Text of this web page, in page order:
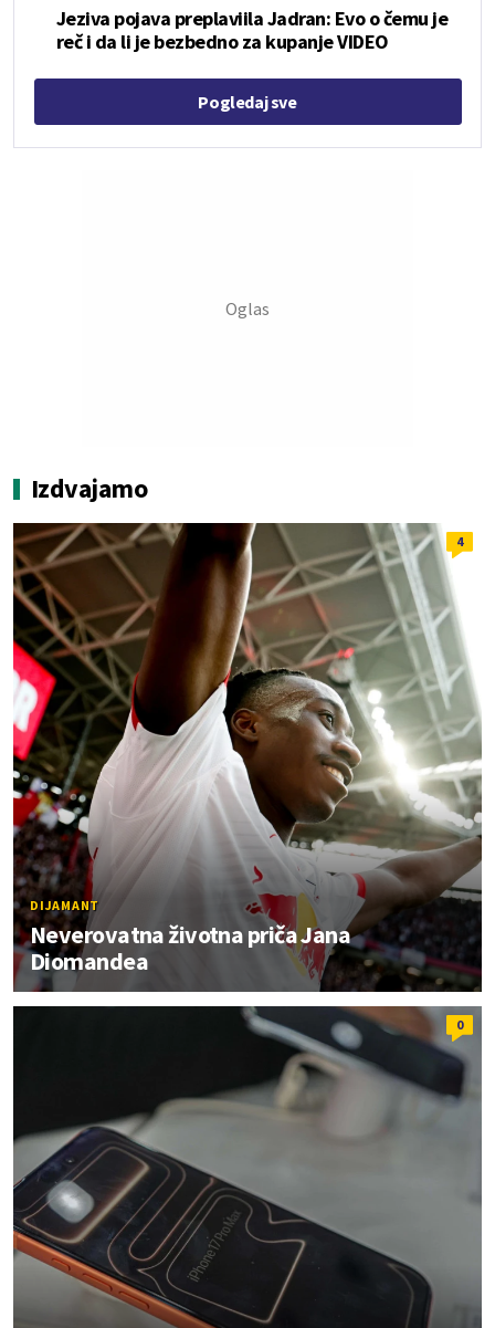
Jeziva pojava preplaviila Jadran: Evo o čemu je
reč i da li je bezbedno za kupanje VIDEO
Pogledaj sve
Izdvajamo
4
DIJAMANT
Neverovatna životna priča Jana
Diomandea
0